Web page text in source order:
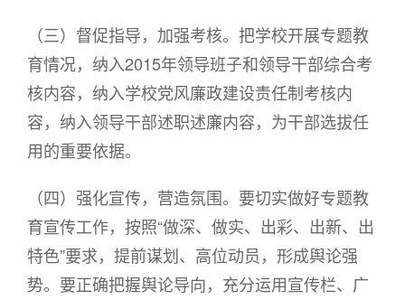
（三）督促指导，加强考核。把学校开展专题教
育情况，纳入2015年领导班子和领导干部综合考
核内容，纳入学校党风廉政建设责任制考核内
容，纳入领导干部述职述廉内容，为干部选拔任
用的重要依据。
（四）强化宣传，营造氛围。要切实做好专题教
育宣传工作，按照“做深、做实、出彩、出新、出
特色”要求，提前谋划、高位动员，形成舆论强
势。要正确把握舆论导向，充分运用宣传栏、广